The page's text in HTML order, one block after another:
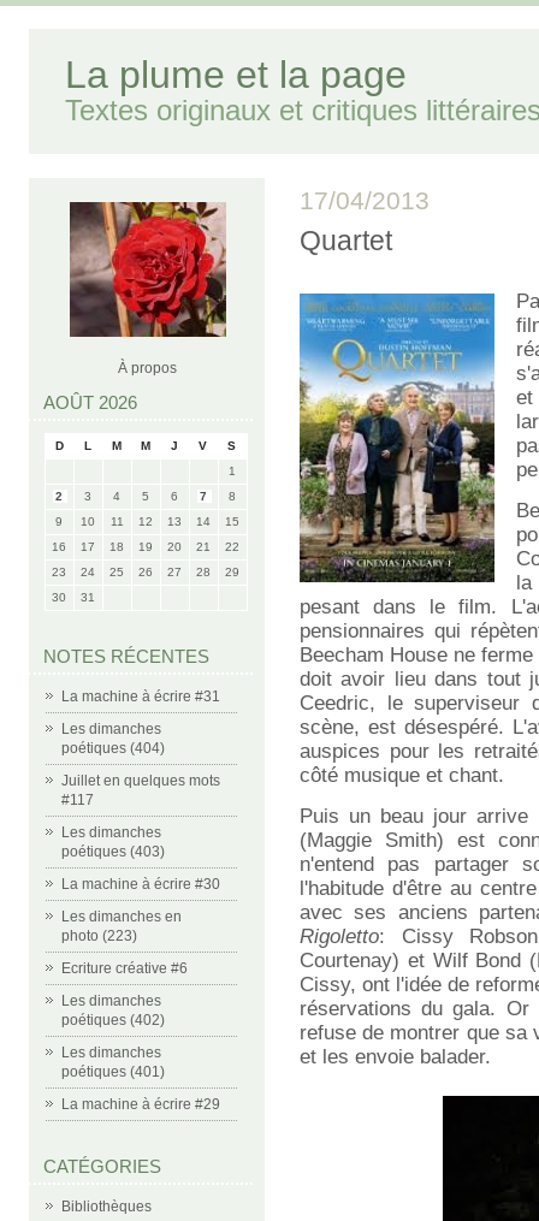
La plume et la page
Textes originaux et critiques
À propos
AOÛT 2026
D L M M J V
S
1
2
3 4 5 6 7
8
9
10 11 12 13 14
15
16
17 18 19 20 21
22
23
24 25 26 27 28
29
30
31
NOTES RÉCENTES
La machine à écrire #31
Les dimanches
poétiques (404)
Juillet en quelques mots
#117
Les dimanches
poétiques (403)
La machine à écrire #30
Les dimanches en
photo (223)
Ecriture créative #6
Les dimanches
poétiques (402)
Les dimanches
poétiques (401)
La machine à écrire #29
CATÉGORIES
Bibliothèques
17/04/2013
Quartet
et
la
pesant dans le film.
pensionnaires qui
Beecham House ne
doit avoir lieu dans tout
Ceedric, le superviseur
scène, est désespéré.
auspices pour les
côté musique et chant.
Puis un beau jour arrive
(Maggie Smith) est
n'entend pas partager
l'habitude d'être au
avec ses anciens
Rigoletto: Cissy
Courtenay) et Wilf Bond
Cissy, ont l'idée de
réservations du gala.
refuse de montrer que sa
et les envoie balader.